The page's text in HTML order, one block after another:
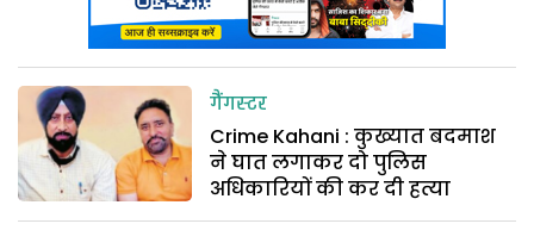
गैंगस्टर
Crime Kahani : कुख्यात बदमाश
ने घात लगाकर दो पुलिस
अधिकारियों की कर दी हत्या